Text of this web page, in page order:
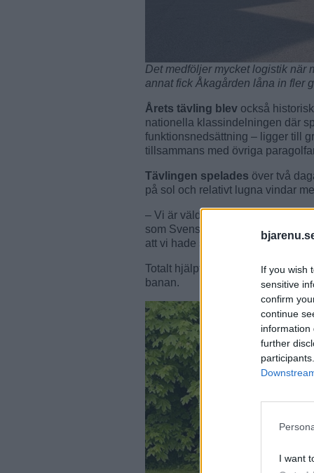
If you wish
sensitive
confirm
continue
information
further
I want
Det medföljer mycket logistik när
annat fick Åkagården låna in fler
Årets tävling blev också
nationella klassindelningen där
funktionsnedsättning – ligger till
tillsammans med övriga
Tävlingen spelades över två
på sol och relativt lugna vindar
– Vi är väldigt nöjda med
som Svenska golfförbundet och
att vi hade så många volontärer,
Totalt hjälpte 22 volontärer till
banan.